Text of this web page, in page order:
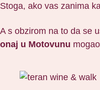
Stoga, ako vas zanima
A s obzirom na to da se
onaj u Motovunu